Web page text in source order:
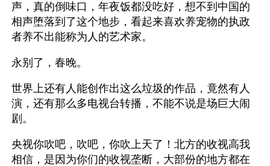
声，真的倒味口，年夜饭都没吃好，想不到中国的
相声堕落到了这个地步，看起来喜欢养宠物的执政
者养不出能称为人的艺术家。
永别了，春晚。
世界上还有人能创作出这么垃圾的作品，竟然有人
演，还有那么多电视台转播，不能不说是场巨大闹
剧。
央视你吹吧，吹吧，你吹上天了！北方的收视高我
相信，是因为你们的收视垄断，大部份的地方都在